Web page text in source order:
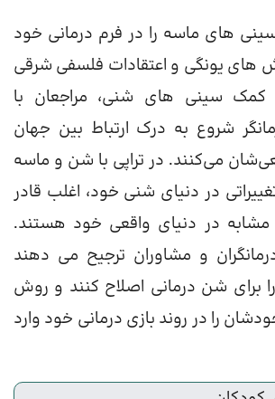
های ماسه را در فرم درمانی خود
های یونگی و اعتقادات فلسفی شرقی
کمک سینی های شنی، مراجعان با
شروع به درک ارتباط بین جهان
می‌کنند. در تراپی با شن و ماسه
در دنیای شنی خود، اغلب قادر
مشابه در دنیای واقعی خود هستند.
و مشاوران ترجیح می دهند
را برای شن درمانی اصلاح کنند و روش
را در روند بازی درمانی خود وارد